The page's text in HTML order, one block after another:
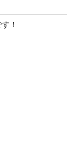
！